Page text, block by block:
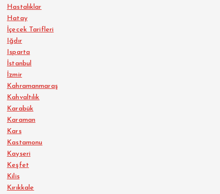
Hastalıklar
Hatay
İçecek Tarifleri
Iğdır
Isparta
İstanbul
İzmir
Kahramanmaraş
Kahvaltılık
Karabük
Karaman
Kars
Kastamonu
Kayseri
Keşfet
Kilis
Kırıkkale